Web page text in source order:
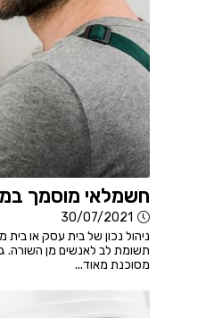
חשמלאי מוסמך
30/07/2021
ניהול נכון של בית עסק או
תשומת לב לאנשים מן השורה.
מסוכנת מאוד...